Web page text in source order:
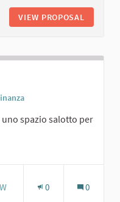
VIEW PROPOSAL
spazio salotto per
0 0